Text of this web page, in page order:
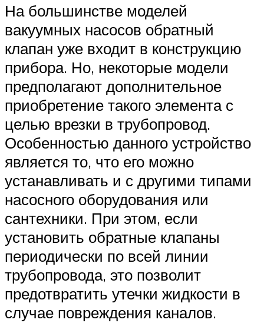
На большинстве моделей
вакуумных насосов обратный
клапан уже входит в конструкцию
прибора. Но, некоторые модели
предполагают дополнительное
приобретение такого элемента с
целью врезки в трубопровод.
Особенностью данного устройство
является то, что его можно
устанавливать и с другими типами
насосного оборудования или
сантехники. При этом, если
установить обратные клапаны
периодически по всей линии
трубопровода, это позволит
предотвратить утечки жидкости в
случае повреждения каналов.